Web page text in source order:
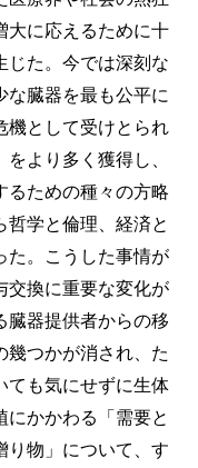
大に応えるために十
じた。今では深刻な
な臓器を最も公平に
機として受けとられ
より多く獲得し、
るための種々の方略
哲学と倫理、経済と
た。こうした事情が
交換に重要な変化が
臓器提供者からの移
幾つかが消され、た
ても気にせずに生体
にかかわる「需要と
り物」について、す